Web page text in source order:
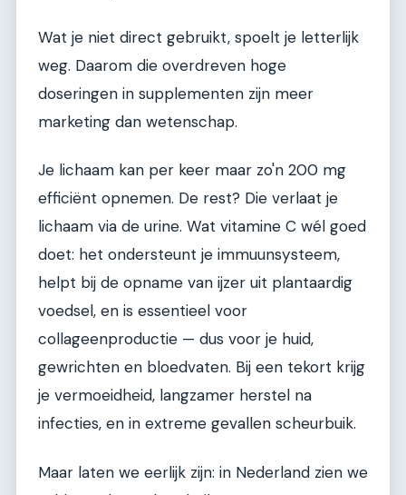
Wat je niet direct gebruikt, spoelt je letterlijk
weg. Daarom die overdreven hoge
doseringen in supplementen zijn meer
marketing dan wetenschap.
Je lichaam kan per keer maar zo'n 200 mg
efficiënt opnemen. De rest? Die verlaat je
lichaam via de urine. Wat vitamine C wél goed
doet: het ondersteunt je immuunsysteem,
helpt bij de opname van ijzer uit plantaardig
voedsel, en is essentieel voor
collageenproductie — dus voor je huid,
gewrichten en bloedvaten. Bij een tekort krijg
je vermoeidheid, langzamer herstel na
infecties, en in extreme gevallen scheurbuik.
Maar laten we eerlijk zijn: in Nederland zien we